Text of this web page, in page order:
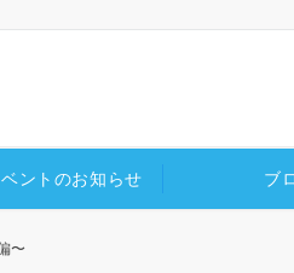
ントのお知らせ ブ
〜